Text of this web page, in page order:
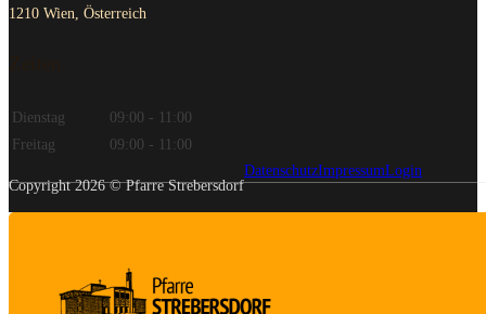
1210 Wien, Österreich
Dienstag
09:00 - 11:00
Freitag
09:00 - 11:00
Copyright 2026 © Pfarre Strebersdorf
DatenschutzImpressumLogin